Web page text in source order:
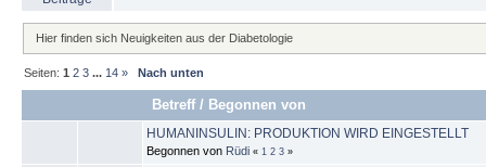
Hier finden sich Neuigkeiten aus der Diabetologie
Seiten:1 2 3 ... 14 » Nach unten
Betreff/ Begonnen von
HUMANINSULIN: PRODUKTION WIRD EINGESTELLT
Begonnen von Rüdi « 1 2 3 »